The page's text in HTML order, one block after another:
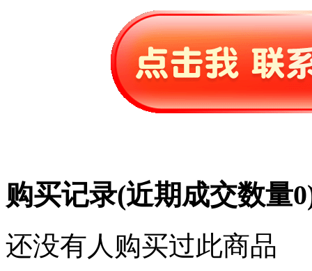
购买记录(近期成交数量0
还没有人购买过此商品